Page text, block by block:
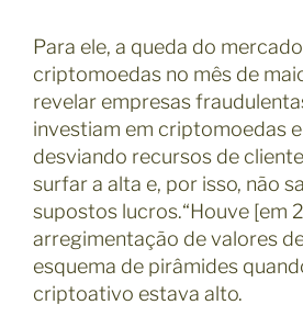
Para ele, a queda do
criptomoedas no mês de
revelar empresas
investiam em criptomoedas
desviando recursos de
surfar a alta e, por isso, não
supostos lucros.“Houve [em
arregimentação de valores
esquema de pirâmides
criptoativo estava alto.